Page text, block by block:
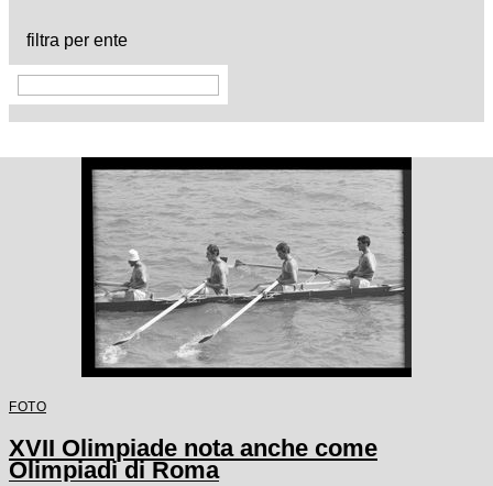
filtra per ente
FOTO
XVII Olimpiade nota anche come
Olimpiadi di Roma